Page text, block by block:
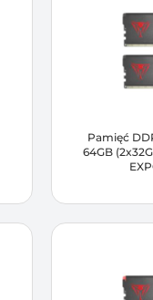
Pamięć
64GB